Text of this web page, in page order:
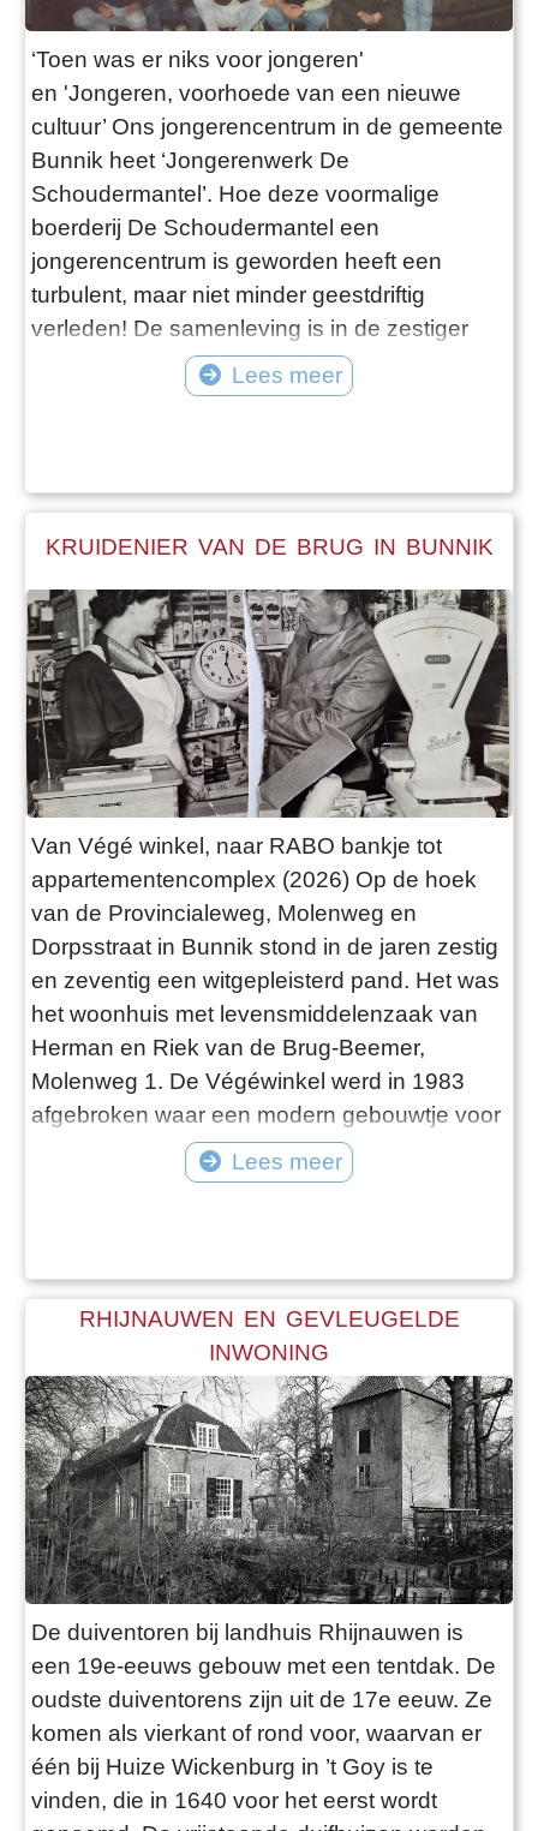
‘Toen was er niks voor jongeren'
en 'Jongeren, voorhoede van een nieuwe
cultuur’ Ons jongerencentrum in de gemeente
Bunnik heet ‘Jongerenwerk De
Schoudermantel’. Hoe deze voormalige
boerderij De Schoudermantel een
jongerencentrum is geworden heeft een
turbulent, maar niet minder geestdriftig
verleden! De samenleving is in de zestiger
jaren een beetje van de kook. Traditionele
windsels werden afgeworpen, en het
democratisering en politisering zijn dè
Lees meer
KRUIDENIER VAN DE BRUG IN BUNNIK
Van Végé winkel, naar RABO bankje tot
appartementencomplex (2026) Op de hoek
van de Provincialeweg, Molenweg en
Dorpsstraat in Bunnik stond in de jaren zestig
en zeventig een witgepleisterd pand. Het was
het woonhuis met levensmiddelenzaak van
Herman en Riek van de Brug-Beemer,
Molenweg 1. De Végéwinkel werd in 1983
afgebroken waar een modern gebouwtje voor
in de plaats kwam, met daarin het RABO-
bankje, een tijdelijk herkenningspunt op het
een appartementencomplex. Het witte
Lees meer
RHIJNAUWEN EN GEVLEUGELDE
INWONING
De duiventoren bij landhuis Rhijnauwen is
een 19e-eeuws gebouw met een tentdak. De
oudste duiventorens zijn uit de 17e eeuw. Ze
komen als vierkant of rond voor, waarvan er
één bij Huize Wickenburg in ’t Goy is te
vinden, die in 1640 voor het eerst wordt